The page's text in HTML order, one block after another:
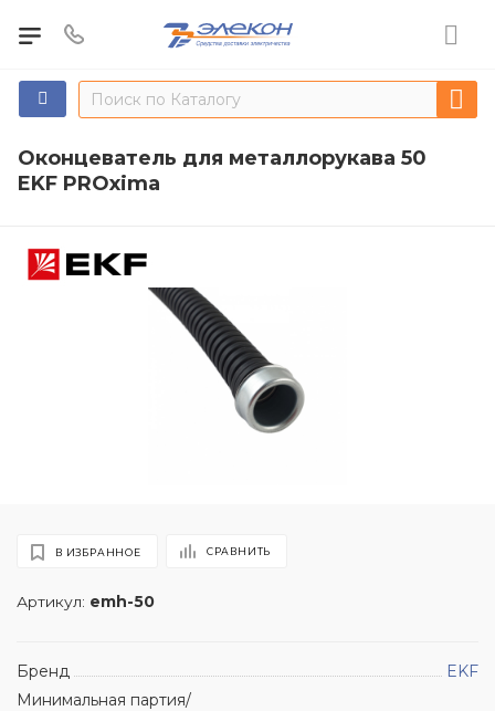
Оконцеватель для металлорукава 50
EKF PROxima
Артикул: emh-50
В ИЗБРАННОЕ СРАВНИТЬ
Бренд
EKF
Минимальная партия/